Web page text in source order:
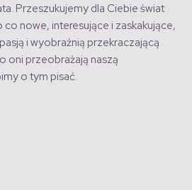
Przeszukujemy dla Ciebie świat
nowe, interesujące i zaskakujące,
i wyobraźnią przekraczającą
oni przeobrażają naszą
o tym pisać.